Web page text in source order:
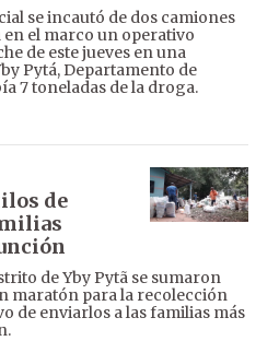
se incautó de dos camiones
el marco un operativo
de este jueves en una
Pytá, Departamento de
7 toneladas de la droga.
de
de Yby Pytã se sumaron
maratón para la recolección
de enviarlos a las familias más